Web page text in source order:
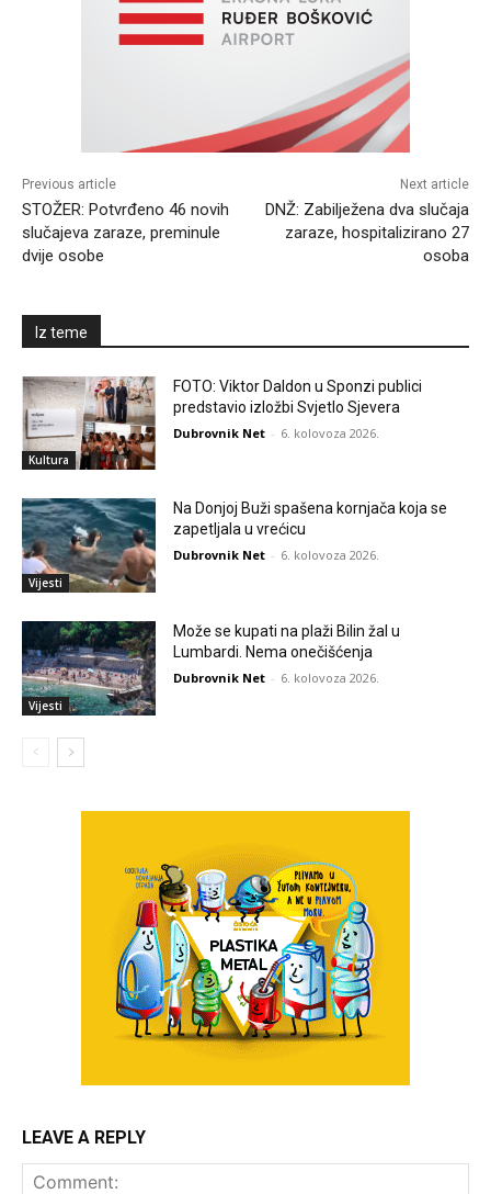
Previous article
STOŽER: Potvrđeno 46 novih
slučajeva zaraze, preminule
dvije osobe
Next article
DNŽ: Zabilježena dva slučaja
zaraze, hospitalizirano 27
osoba
Iz teme
Kultura
FOTO: Viktor Daldon u Sponzi publici
predstavio izložbi Svjetlo Sjevera
Dubrovnik Net - 6. kolovoza 2026.
Vijesti
Na Donjoj Buži spašena kornjača koja se
zapetljala u vrećicu
Dubrovnik Net - 6. kolovoza 2026.
Vijesti
Može se kupati na plaži Bilin žal u
Lumbardi. Nema onečišćenja
Dubrovnik Net - 6. kolovoza 2026.
LEAVE A REPLY